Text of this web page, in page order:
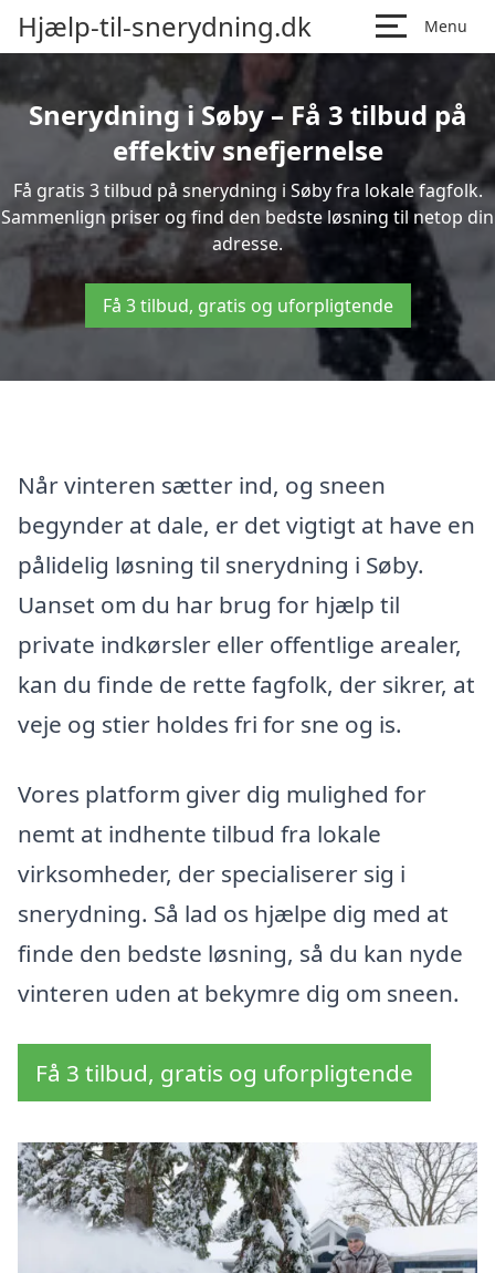
Hjælp-til-snerydning.dk Menu
Snerydning i Søby – Få 3 tilbud på
effektiv snefjernelse
Få gratis 3 tilbud på snerydning i Søby fra lokale fagfolk.
Sammenlign priser og find den bedste løsning til netop din
adresse.
Få 3 tilbud, gratis og uforpligtende
Når vinteren sætter ind, og sneen
begynder at dale, er det vigtigt at have en
pålidelig løsning til snerydning i Søby.
Uanset om du har brug for hjælp til
private indkørsler eller offentlige arealer,
kan du finde de rette fagfolk, der sikrer, at
veje og stier holdes fri for sne og is.
Vores platform giver dig mulighed for
nemt at indhente tilbud fra lokale
virksomheder, der specialiserer sig i
snerydning. Så lad os hjælpe dig med at
finde den bedste løsning, så du kan nyde
vinteren uden at bekymre dig om sneen.
Få 3 tilbud, gratis og uforpligtende